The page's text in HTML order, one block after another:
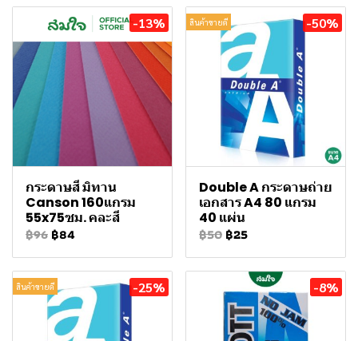
-13%
กระดาษสี มิทาน
Canson 160แกรม
55x75ซม. คละสี
฿96 ฿84
สินค้าขายดี -50%
Double A กระดาษถ่าย
เอกสาร A4 80 แกรม
40 แผ่น
฿50 ฿25
สินค้าขายดี -25% -8%